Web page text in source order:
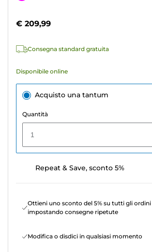
€ 209,99
Consegna standard gratuita
Disponibile online
Acquisto una tantum
Quantità
1
Repeat & Save, sconto 5%
Ottieni uno sconto del 5% su tutti gli
impostando consegne ripetute
Modifica o disdici in qualsiasi momento